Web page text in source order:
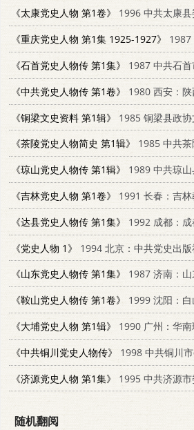
《太康党史人物 第1卷》
1996 中共太康
《重庆党史人物 第1集 1925-1927》
1987
《石首党史人物传 第1集》
1987 中共石
《中共党史人物传 第1卷》
1980 西安：陕
《铜梁文史资料 第1辑》
1985 铜梁县政协
《茶陵党史人物简史 第1辑》
1985 中共茶陵县
《琼山党史人物传 第1辑》
1989 中共琼山
《吉林党史人物 第1卷》 1991 长春：吉林
《达县党史人物传 第1集》
1992 成都：成都
《党史人物 1》
1994 北京：中共党史出
《山东党史人物传 第1集》
1987 济南：山
《鞍山党史人物传 第1卷》
1999 沈阳：
《大埔党史人物 第1辑》
1990 广州：华
《中共铜川党史人物传》
1998 中共铜川
《济源党史人物 第1集》
1995 中共济源
随机翻阅